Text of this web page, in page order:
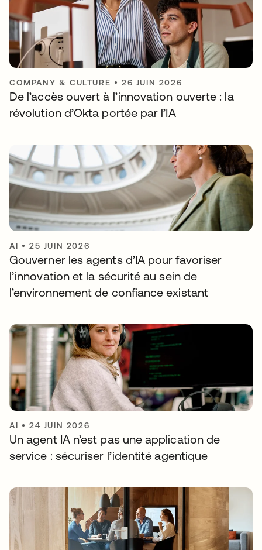
COMPANY & CULTURE •26 JUIN 2026
De l’accès ouvert à l’innovation ouverte : la
révolution d’Okta portée par l’IA
AI •25 JUIN 2026
Gouverner les agents d’IA pour favoriser
l’innovation et la sécurité au sein de
l’environnement de confiance existant
AI •24 JUIN 2026
Un agent IA n’est pas une application de
service : sécuriser l’identité agentique